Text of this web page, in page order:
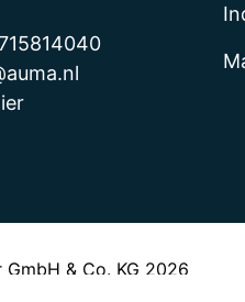
& Co. KG 2026